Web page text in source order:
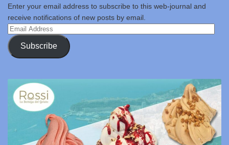
Enter your email address to subscribe to this web-journal and
receive notifications of new posts by email.
Email
Address
Subscribe